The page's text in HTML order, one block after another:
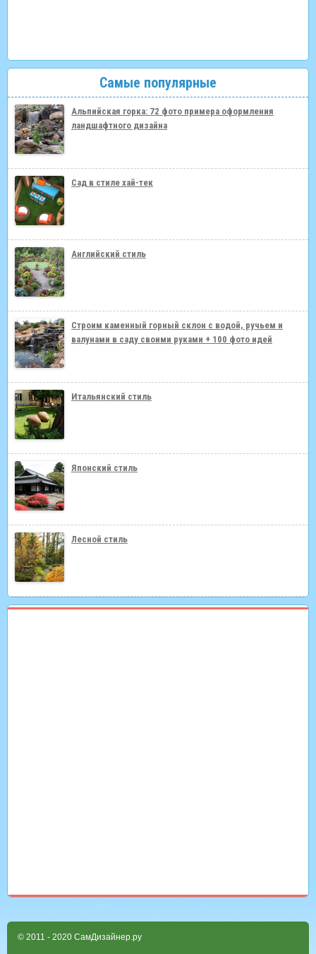
Самые популярные
Альпийская горка: 72 фото примера оформления
ландшафтного дизайна
Сад в стиле хай-тек
Английский стиль
Строим каменный горный склон с водой, ручьем и
валунами в саду своими руками + 100 фото идей
Итальянский стиль
Японский стиль
Лесной стиль
© 2011 - 2020 СамДизайнер.ру